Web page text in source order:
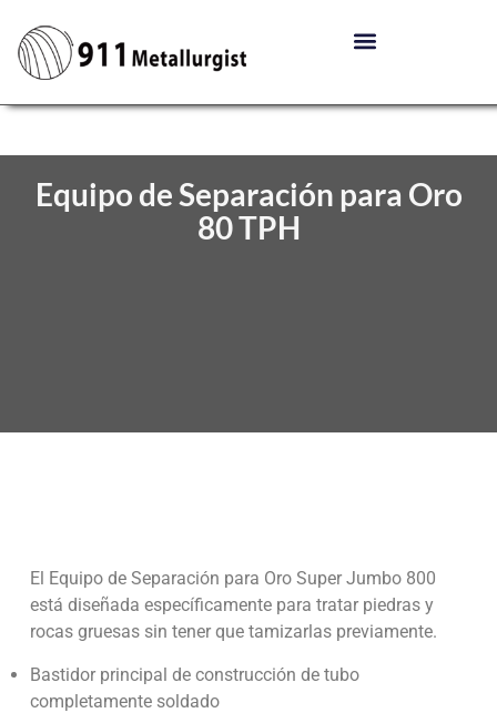
Equipo de Separación para Oro
80 TPH
El Equipo de Separación para Oro Super Jumbo 800
está diseñada específicamente para tratar piedras y
rocas gruesas sin tener que tamizarlas previamente.
Bastidor principal de construcción de tubo
completamente soldado